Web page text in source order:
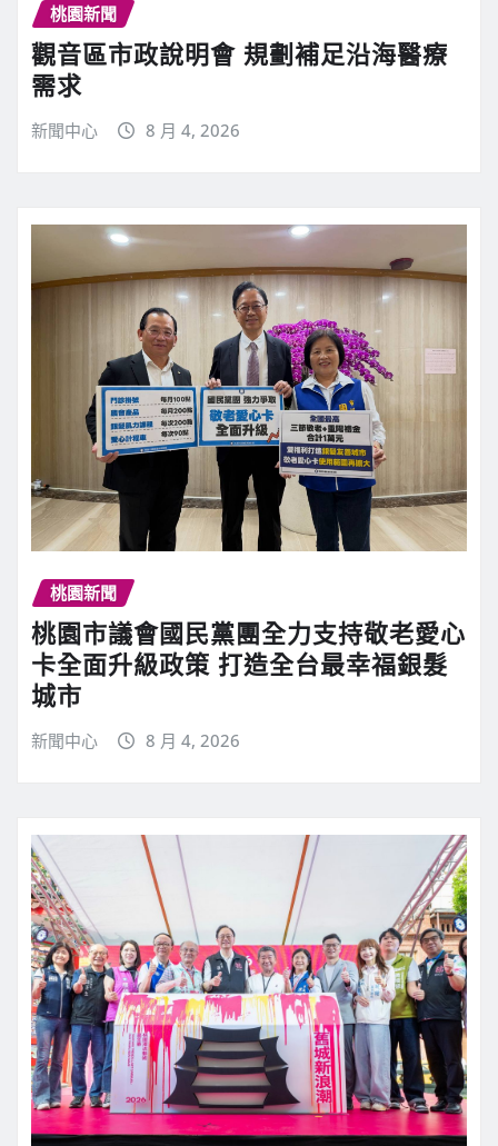
桃園新聞
觀音區市政說明會 規劃補足沿海醫療
需求
新聞中心 8 月 4, 2026
桃園新聞
桃園市議會國民黨團全力支持敬老愛心
卡全面升級政策 打造全台最幸福銀髮
城市
新聞中心 8 月 4, 2026